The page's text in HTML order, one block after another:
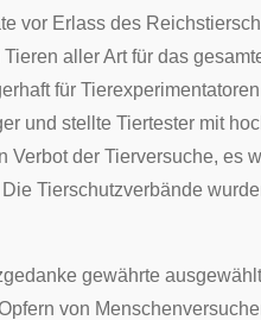
vor Erlass des
aller Art für das
für
und stellte Tiertester mit
Verbot der Tierversuche, es
Tierschutzverbände
gewährte
von